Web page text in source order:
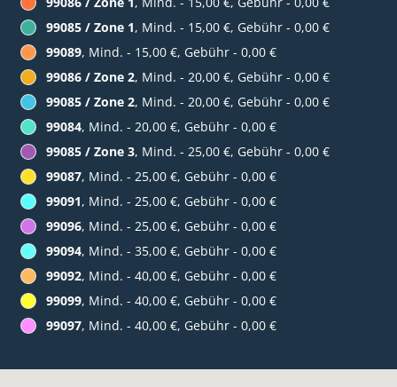
99085 / Zone 1, Mind. - 15,00 €, Gebühr - 0,00 €
99089, Mind. - 15,00 €, Gebühr - 0,00 €
99086 / Zone 2, Mind. - 20,00 €, Gebühr - 0,00 €
99085 / Zone 2, Mind. - 20,00 €, Gebühr - 0,00 €
99084, Mind. - 20,00 €, Gebühr - 0,00 €
99085 / Zone 3, Mind. - 25,00 €, Gebühr - 0,00 €
99087, Mind. - 25,00 €, Gebühr - 0,00 €
99091, Mind. - 25,00 €, Gebühr - 0,00 €
99096, Mind. - 25,00 €, Gebühr - 0,00 €
99094, Mind. - 35,00 €, Gebühr - 0,00 €
99092, Mind. - 40,00 €, Gebühr - 0,00 €
99099, Mind. - 40,00 €, Gebühr - 0,00 €
99097, Mind. - 40,00 €, Gebühr - 0,00 €